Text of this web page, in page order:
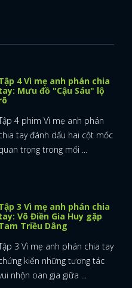
4 Vì mẹ anh phán chia
Mưu đồ "Cậu Sáu" lộ
4 phim Vì mẹ anh phán
tay đánh dấu hai cột mốc
trọng trong mối ...
3 Vì mẹ anh phán chia
Võ Điền Gia Huy gặp
Triều Dâng
3 Vì mẹ anh phán chia tay
kiến những tương tác
nhộn oan gia giữa ...